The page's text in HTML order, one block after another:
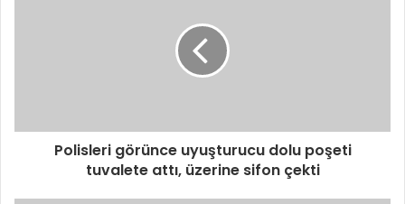
Polisleri görünce uyuşturucu dolu poşeti
tuvalete attı, üzerine sifon çekti